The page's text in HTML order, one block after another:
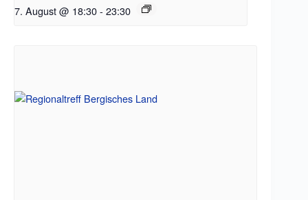
7. August @ 18:30- 23:30